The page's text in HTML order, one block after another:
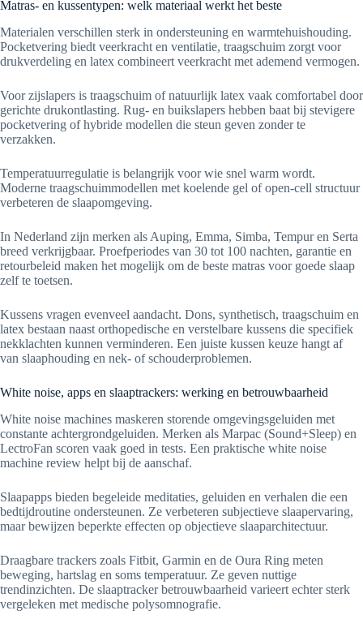
Matras- en kussentypen: welk materiaal werkt het beste
Materialen verschillen sterk in ondersteuning en warmtehuishouding.
Pocketvering biedt veerkracht en ventilatie, traagschuim zorgt voor
drukverdeling en latex combineert veerkracht met ademend vermogen.
Voor zijslapers is traagschuim of natuurlijk latex vaak comfortabel door
gerichte drukontlasting. Rug- en buikslapers hebben baat bij stevigere
pocketvering of hybride modellen die steun geven zonder te
verzakken.
Temperatuurregulatie is belangrijk voor wie snel warm wordt.
Moderne traagschuimmodellen met koelende gel of open-cell structuur
verbeteren de slaapomgeving.
In Nederland zijn merken als Auping, Emma, Simba, Tempur en Serta
breed verkrijgbaar. Proefperiodes van 30 tot 100 nachten, garantie en
retourbeleid maken het mogelijk om de beste matras voor goede slaap
zelf te toetsen.
Kussens vragen evenveel aandacht. Dons, synthetisch, traagschuim en
latex bestaan naast orthopedische en verstelbare kussens die specifiek
nekklachten kunnen verminderen. Een juiste kussen keuze hangt af
van slaaphouding en nek- of schouderproblemen.
White noise, apps en slaaptrackers: werking en betrouwbaarheid
White noise machines maskeren storende omgevingsgeluiden met
constante achtergrondgeluiden. Merken als Marpac (Sound+Sleep) en
LectroFan scoren vaak goed in tests. Een praktische white noise
machine review helpt bij de aanschaf.
Slaapapps bieden begeleide meditaties, geluiden en verhalen die een
bedtijdroutine ondersteunen. Ze verbeteren subjectieve slaapervaring,
maar bewijzen beperkte effecten op objectieve slaaparchitectuur.
Draagbare trackers zoals Fitbit, Garmin en de Oura Ring meten
beweging, hartslag en soms temperatuur. Ze geven nuttige
trendinzichten. De slaaptracker betrouwbaarheid varieert echter sterk
vergeleken met medische polysomnografie.